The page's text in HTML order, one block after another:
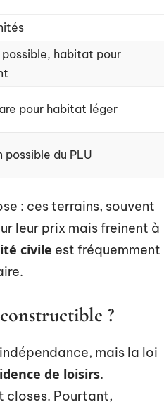
possible, habitat pour
pour habitat léger
possible du PLU
: ces terrains, souvent
leur prix mais freinent à
civile est fréquemment
?
mais la loi
de loisirs.
closes. Pourtant,